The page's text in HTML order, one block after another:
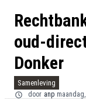
oud-
Donker
Samenleving
door anp